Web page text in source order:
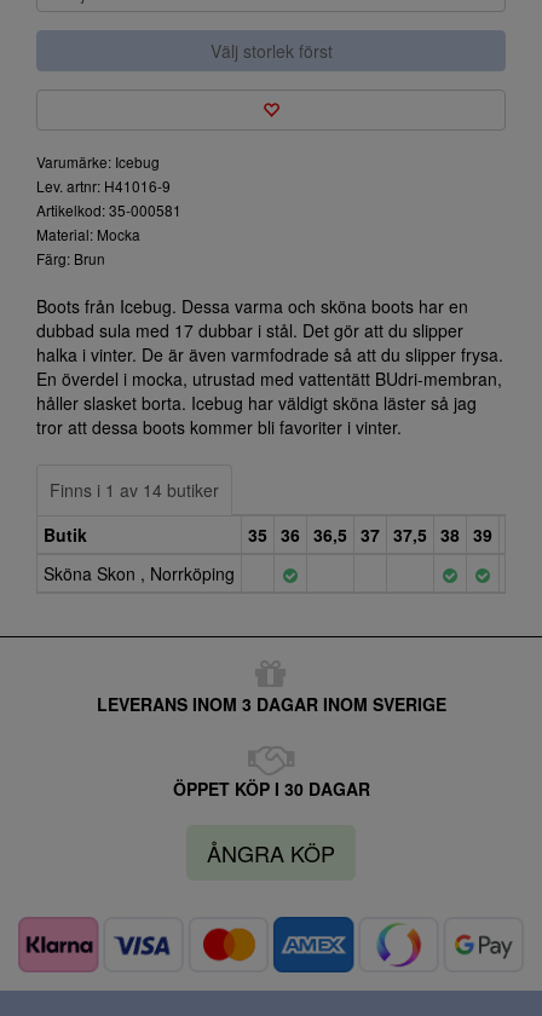
Välj storlek först
Varumärke: Icebug
Lev. artnr: H41016-9
Artikelkod: 35-000581
Material: Mocka
Färg: Brun
Boots från Icebug. Dessa varma och sköna boots har en
dubbad sula med 17 dubbar i stål. Det gör att du slipper
halka i vinter. De är även varmfodrade så att du slipper frysa.
En överdel i mocka, utrustad med vattentätt BUdri-membran,
håller slasket borta. Icebug har väldigt sköna läster så jag
tror att dessa boots kommer bli favoriter i vinter.
Finns i 1 av 14 butiker
Butik
35 36 36,5 37 37,5 38 39
Sköna Skon , Norrköping
LEVERANS INOM 3 DAGAR INOM SVERIGE
ÖPPET KÖP I 30 DAGAR
ÅNGRA KÖP